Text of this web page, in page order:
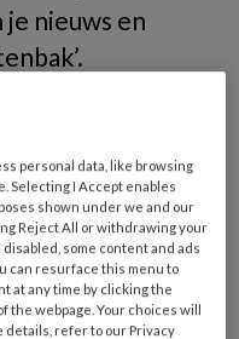
je nieuws en
personal data, like browsing
Selecting I Accept enables
shown under we and our
Reject All or withdrawing your
some content and ads
can resurface this menu to
at any time by clicking the
the webpage. Your choices will
details, refer to our Privacy